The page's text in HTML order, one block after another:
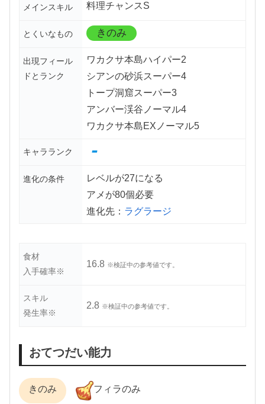
メインスキル 料理チャンスS
とくいなもの きのみ
出現フィール
ドとランク
ワカクサ本島ハイパー2
シアンの砂浜スーパー4
トープ洞窟スーパー3
アンバー渓谷ノーマル4
ワカクサ本島EXノーマル5
キャラランク -
進化の条件
レベルが27になる
アメが80個必要
進化先： ラグラージ
食材
入手確率※
16.8 ※検証中の参考値です。
スキル
発生率※
2.8 ※検証中の参考値です。
おてつだい能力
きのみ フィラのみ